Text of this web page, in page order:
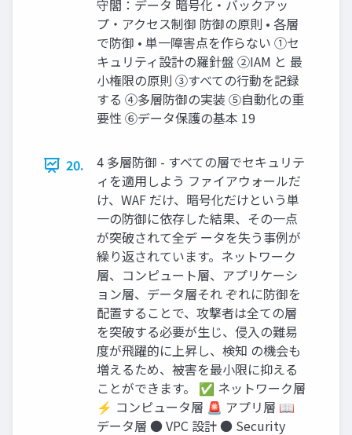
守閣：データ 暗号化・バックアッ
プ・アクセス制御 防御の原則 • 各層
で防御 • 単⼀障害点を作らない ①セ
キュリティ設計の羅針盤 ②IAM と 最
小権限の原則 ③すべての行動を記録
する ④多層防御の実装 ⑤自動化の重
要性 ⑥データ保護の基本 19
20.
4 多層防御 - すべての層でセキュリテ
ィを適用しよう ファイアウォールだ
け、WAF だけ、暗号化だけという単
一の防御に依存した結果、その一点
が突破されて全デ ータを失う事例が
繰り返されています。ネットワーク
層、コンピュート層、アプリケーシ
ョン層、データ層それ ぞれに防御を
配置することで、攻撃者は全ての層
を突破する必要が生じ、侵入の難易
度が飛躍的に上昇し、検知 の機会も
増えるため、被害を最小限に抑える
ことができます。 ✅ ネットワーク層
⚡ コンピュータ層 🚨 アプリ層 📖
データ層 ● VPC 設計 ● Security